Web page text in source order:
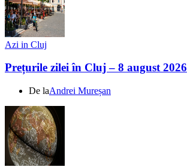
Azi in Cluj
Prețurile zilei în Cluj – 8 august 2026
De laAndrei Mureșan